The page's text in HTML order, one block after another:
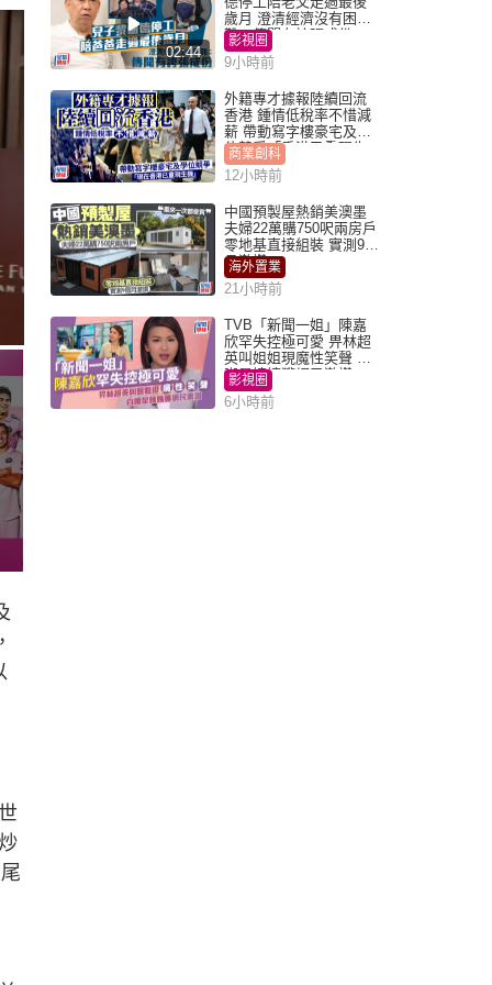
02:44
歲月 澄清經濟沒有困
難：傳聞有誇張成份
影視圈
9小時前
外籍專才據報陸續回流
香港 鍾情低稅率不惜減
薪 帶動寫字樓豪宅及學
位競爭「香港已重現生
機」
商業創科
12小時前
中國預製屋熱銷美澳墨
夫婦22萬購750呎兩房戶
零地基直接組裝 實測9個
月激讚
海外置業
21小時前
TVB「新聞一姐」陳嘉
欣罕失控極可愛 畀林超
英叫姐姐現魔性笑聲 自
嘲是姨姨獲網民激讚
影視圈
6小時前